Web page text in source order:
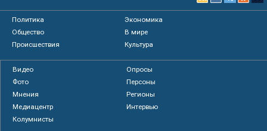
Политика
Экономика
Общество
В мире
Происшествия
Культура
Видео
Опросы
Фото
Персоны
Мнения
Регионы
Медиацентр
Интервью
Колумнисты